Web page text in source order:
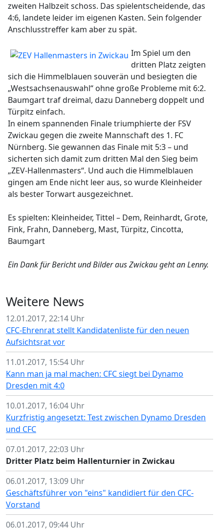
zweiten Halbzeit schoss. Das spielentscheidende, das
4:6, landete leider im eigenen Kasten. Sein folgender
Anschlusstreffer kam aber zu spät.
Im Spiel um den
dritten Platz zeigten
sich die Himmelblauen souverän und besiegten die
„Westsachsenauswahl“ ohne große Probleme mit 6:2.
Baumgart traf dreimal, dazu Danneberg doppelt und
Türpitz einfach.
In einem spannenden Finale triumphierte der FSV
Zwickau gegen die zweite Mannschaft des 1. FC
Nürnberg. Sie gewannen das Finale mit 5:3 – und
sicherten sich damit zum dritten Mal den Sieg beim
„ZEV-Hallenmasters“. Und auch die Himmelblauen
gingen am Ende nicht leer aus, so wurde Kleinheider
als bester Torwart ausgezeichnet.
Es spielten: Kleinheider, Tittel – Dem, Reinhardt, Grote,
Fink, Frahn, Danneberg, Mast, Türpitz, Cincotta,
Baumgart
Ein Dank für Bericht und Bilder aus Zwickau geht an Lenny.
Weitere News
12.01.2017, 22:14 Uhr
CFC-Ehrenrat stellt Kandidatenliste für den neuen
Aufsichtsrat vor
11.01.2017, 15:54 Uhr
Kann man ja mal machen: CFC siegt bei Dynamo
Dresden mit 4:0
10.01.2017, 16:04 Uhr
Kurzfristig angesetzt: Test zwischen Dynamo Dresden
und CFC
07.01.2017, 22:03 Uhr
Dritter Platz beim Hallenturnier in Zwickau
06.01.2017, 13:09 Uhr
Geschäftsführer von "eins" kandidiert für den CFC-
Vorstand
06.01.2017, 09:44 Uhr